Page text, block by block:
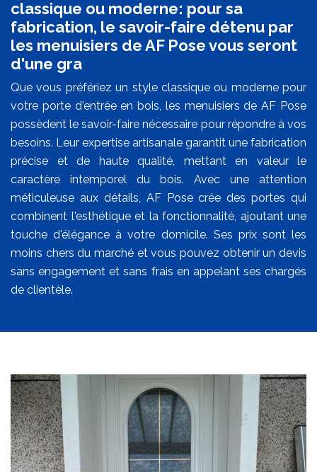
classique ou moderne: pour sa
fabrication, le savoir-faire détenu par
les menuisiers de AF Pose vous seront
d'une gra
Que vous préfériez un style classique ou moderne pour
votre porte d'entrée en bois, les menuisiers de AF Pose
possèdent le savoir-faire nécessaire pour répondre à vos
besoins. Leur expertise artisanale garantit une fabrication
précise et de haute qualité, mettant en valeur le
caractère intemporel du bois. Avec une attention
méticuleuse aux détails, AF Pose crée des portes qui
combinent l'esthétique et la fonctionnalité, ajoutant une
touche d'élégance à votre domicile. Ses prix sont les
moins chers du marché et vous pouvez obtenir un devis
sans engagement et sans frais en appelant ses chargés
de clientèle.